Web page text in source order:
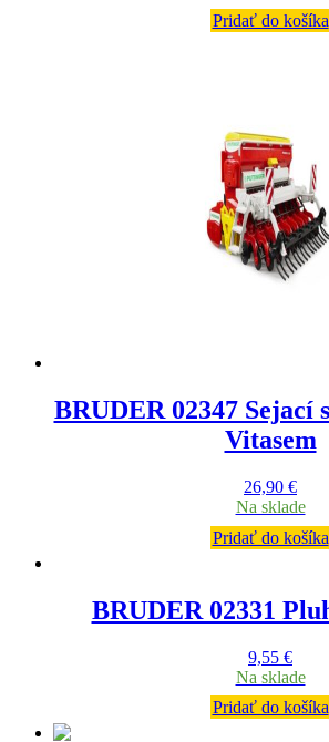
Pridať do košíka
BRUDER 02347 Sejací
Vitasem
26,90 €
Na sklade
Pridať do košíka
BRUDER 02331
9,55 €
Na sklade
Pridať do košíka